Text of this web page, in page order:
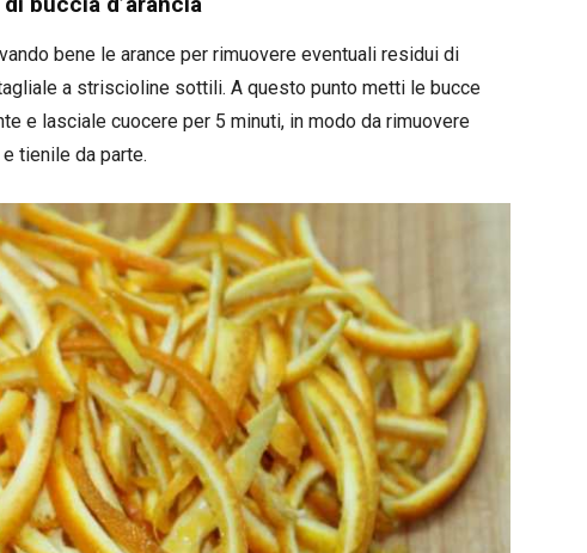
bene le arance per rimuovere eventuali residui di
a striscioline sottili. A questo punto metti le bucce
e lasciale cuocere per 5 minuti, in modo da rimuovere
tienile da parte.